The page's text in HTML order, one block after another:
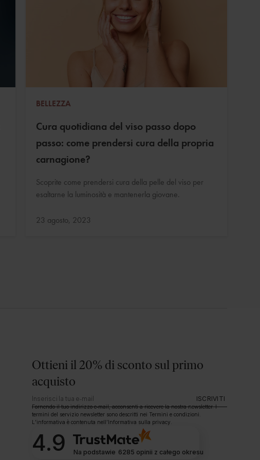
BELLEZZA
Cura quotidiana del viso passo dopo
passo: come prendersi cura della propria
carnagione?
Scoprite come prendersi cura della pelle del viso per
esaltarne la luminosità e mantenerla giovane.
Aggiornato:
23 agosto, 2023
Ottieni il 20% di sconto sul primo
acquisto
ISCRIVITI
Fornendo il tuo indirizzo e‑mail, acconsenti a ricevere la nostra newsletter. I
termini del servizio newsletter sono descritti nei Termini e condizioni.
L’informativa è contenuta nell’Informativa sulla privacy.
4.9 Na podstawie 6285 opinii z całego okresu